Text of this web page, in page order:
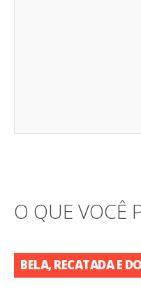
O QUE VOCÊ
BELA, RECATADA E